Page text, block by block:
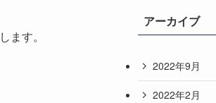
します。
アーカイブ
2022年9月
2022年2月